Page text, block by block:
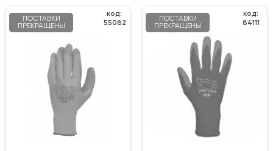
ПОСТАВКИ
ПРЕКРАЩЕНЫ
код:
55082
ПОСТАВКИ
ПРЕКРАЩЕНЫ
код:
84111